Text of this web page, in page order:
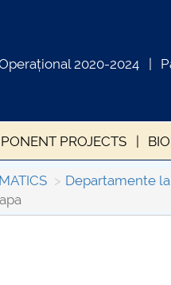
2020-2024
PROJECTS
REZUMAT ETAPA 1
Departamente